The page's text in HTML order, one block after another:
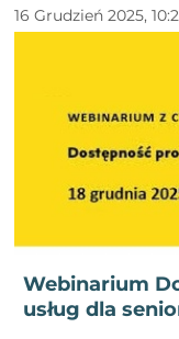
16 Grudzień 2025,
Webinarium
usług dla